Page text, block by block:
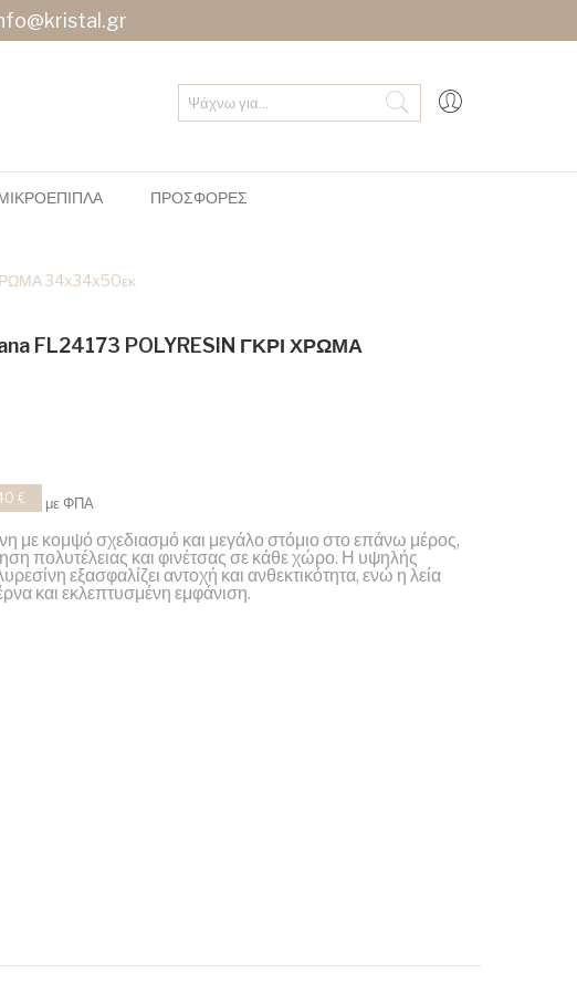
ΠΡΟΣΦΟΡΕΣ
34x34x50εκ
FL24173 POLYRESIN ΓΚΡΙ ΧΡΩΜΑ
€ με ΦΠΑ
με κομψό σχεδιασμό και μεγάλο στόμιο στο επάνω μέρος,
πολυτέλειας και φινέτσας σε κάθε χώρο. Η υψηλής
εξασφαλίζει αντοχή και ανθεκτικότητα, ενώ η λεία
και εκλεπτυσμένη εμφάνιση.